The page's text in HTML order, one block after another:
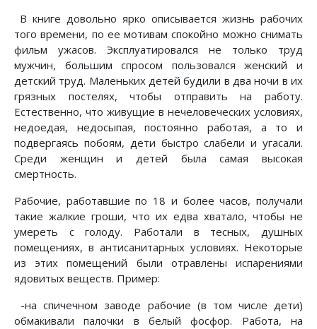
В книге довольно ярко описывается жизнь рабочих
того времени, по ее мотивам спокойно можно снимать
фильм ужасов. Эксплуатировался не только труд
мужчин, большим спросом пользовался женский и
детский труд. Маленьких детей будили в два ночи в их
грязных постелях, чтобы отправить на работу.
Естественно, что живущие в нечеловеческих условиях,
недоедая, недосыпая, постоянно работая, а то и
подвергаясь побоям, дети быстро слабели и угасали.
Среди женщин и детей была самая высокая
смертность.
Рабочие, работавшие по 18 и более часов, получали
такие жалкие гроши, что их едва хватало, чтобы не
умереть с голоду. Работали в тесных, душных
помещениях, в антисанитарных условиях. Некоторые
из этих помещений были отравлены испарениями
ядовитых веществ. Пример:
-на спичечном заводе рабочие (в том числе дети)
обмакивали палочки в белый фосфор. Работа, на